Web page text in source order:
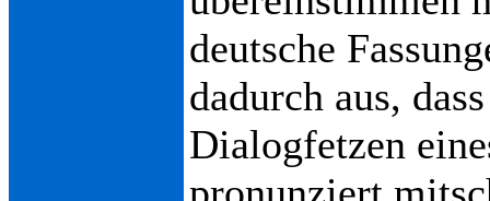
deutsche
dadurch aus,
Dialogfetzen